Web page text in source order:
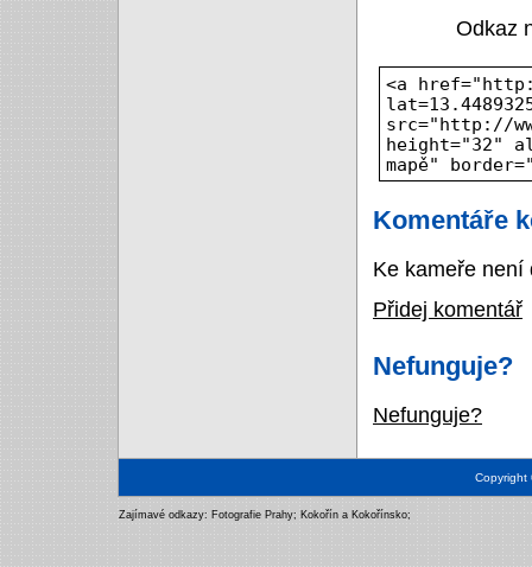
Odkaz
<a href="http://
src="http://
height="32"
mapě"
Komentáře
Ke kameře není
Přidej komentář
Nefunguje?
Nefunguje?
Zajímavé odkazy: Fotografie Prahy; Kokořín a Kokořínsko;